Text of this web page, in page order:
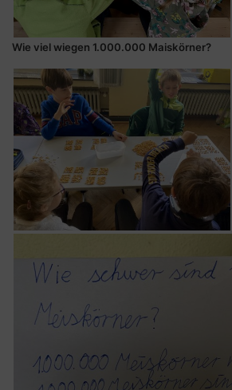
Wie viel wiegen 1.000.000 Maiskörner?